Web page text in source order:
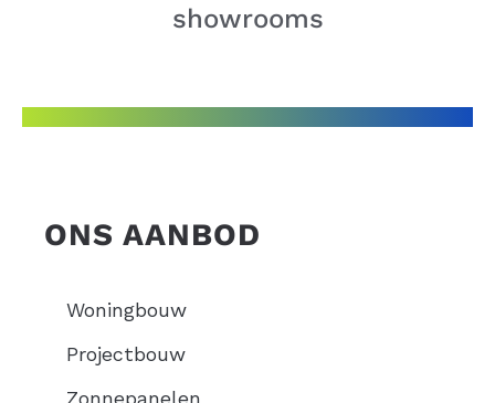
showrooms
ONS AANBOD
Woningbouw
Projectbouw
Zonnepanelen